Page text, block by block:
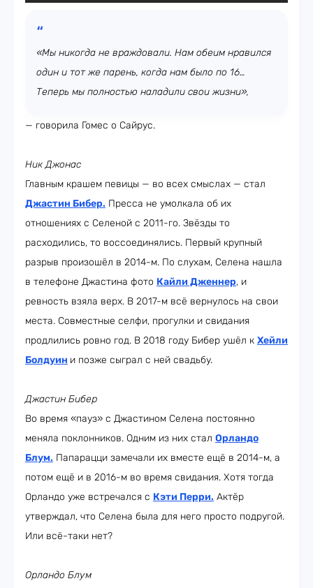
«Мы никогда не враждовали. Нам обеим нравился
один и тот же парень, когда нам было по 16…
Теперь мы полностью наладили свои жизни»,
— говорила Гомес о Сайрус.
Ник Джонас
Главным крашем певицы — во всех смыслах — стал
Джастин Бибер. Пресса не умолкала об их
отношениях с Селеной с 2011-го. Звёзды то
расходились, то воссоединялись. Первый крупный
разрыв произошёл в 2014-м. По слухам, Селена нашла
в телефоне Джастина фото Кайли Дженнер, и
ревность взяла верх. В 2017-м всё вернулось на свои
места. Совместные селфи, прогулки и свидания
продлились ровно год. В 2018 году Бибер ушёл к Хейли
Болдуин и позже сыграл с ней свадьбу.
Джастин Бибер
Во время «пауз» с Джастином Селена постоянно
меняла поклонников. Одним из них стал Орландо
Блум. Папарацци замечали их вместе ещё в 2014-м, а
потом ещё и в 2016-м во время свидания. Хотя тогда
Орландо уже встречался с Кэти Перри. Актёр
утверждал, что Селена была для него просто подругой.
Или всё-таки нет?
Орландо Блум